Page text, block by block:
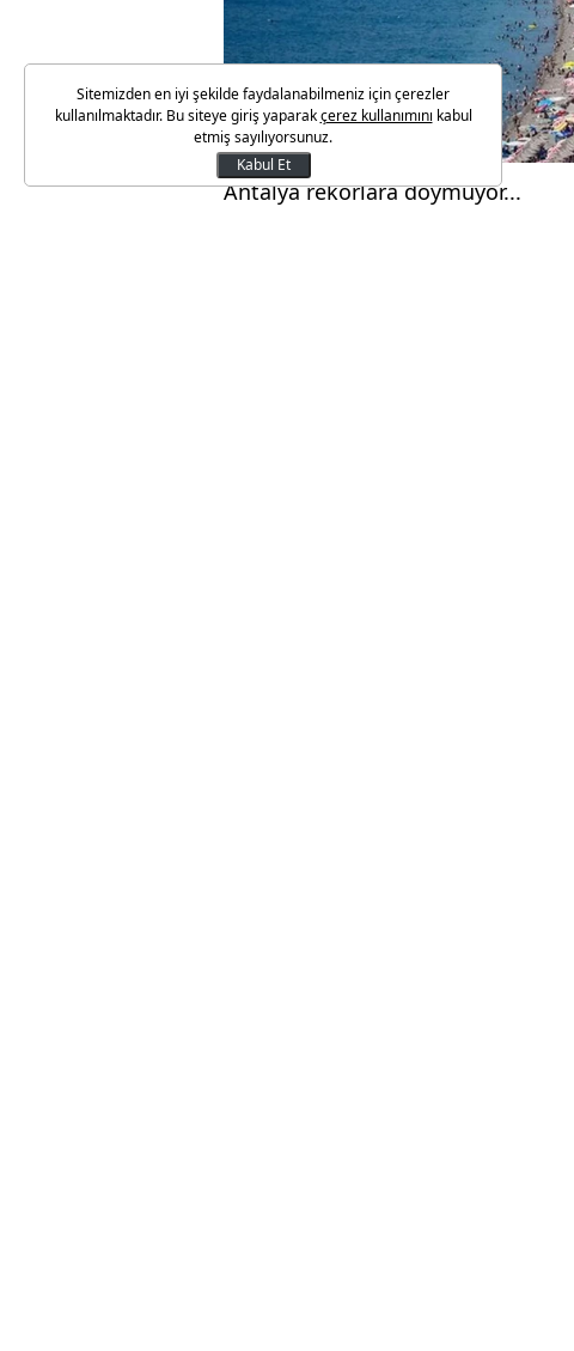
Antalya rekorlara doymuyor...
Sitemizden en iyi şekilde faydalanabilmeniz için çerezler
kullanılmaktadır. Bu siteye giriş yaparakçerez kullanımını kabul
etmiş sayılıyorsunuz.
Kabul Et